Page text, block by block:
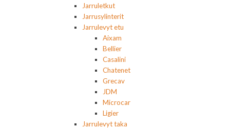
Jarruletkut
Jarrusylinterit
Jarrulevyt etu
Aixam
Bellier
Casalini
Chatenet
Grecav
JDM
Microcar
Ligier
Jarrulevyt taka